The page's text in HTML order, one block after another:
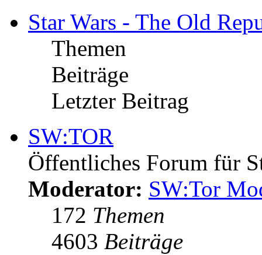
Star Wars - The Old
Themen
Beiträge
Letzter Beitrag
SW:TOR
Öffentliches Forum für
Moderator: SW:Tor
172 Themen
4603 Beiträge